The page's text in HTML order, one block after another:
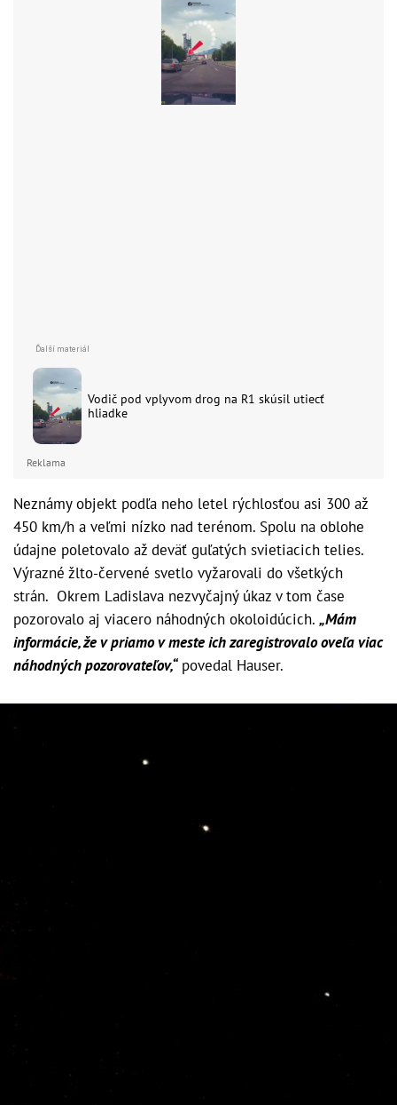
Vodič pod vplyvom drog na R1 skúsil utiecť
hliadke
Reklama
Neznámy objekt podľa neho letel rýchlosťou asi 300 až
450 km/h a veľmi nízko nad terénom. Spolu na oblohe
údajne poletovalo až deväť guľatých svietiacich telies.
Výrazné žlto-červené svetlo vyžarovali do všetkých
strán. Okrem Ladislava nezvyčajný úkaz v tom čase
pozorovalo aj viacero náhodných okoloidúcich. „Mám
informácie, že v priamo v meste ich zaregistrovalo oveľa viac
náhodných pozorovateľov,“povedal Hauser.